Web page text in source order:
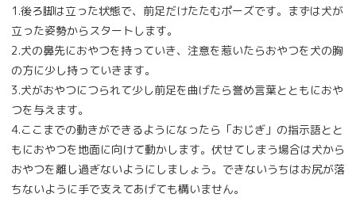
1.後ろ脚は立った状態で、前足だけたたむポーズです。まずは犬が
立った姿勢からスタートします。
2.犬の鼻先におやつを持っていき、注意を惹いたらおやつを犬の胸
の方に少し持っていきます。
3.犬がおやつにつられて少し前足を曲げたら誉め言葉とともにおや
つを与えます。
4.ここまでの動きができるようになったら「おじぎ」の指示語とと
もにおやつを地面に向けて動かします。伏せてしまう場合は犬から
おやつを離し過ぎないようにしましょう。できないうちはお尻が落
ちないように手で支えてあげても構いません。